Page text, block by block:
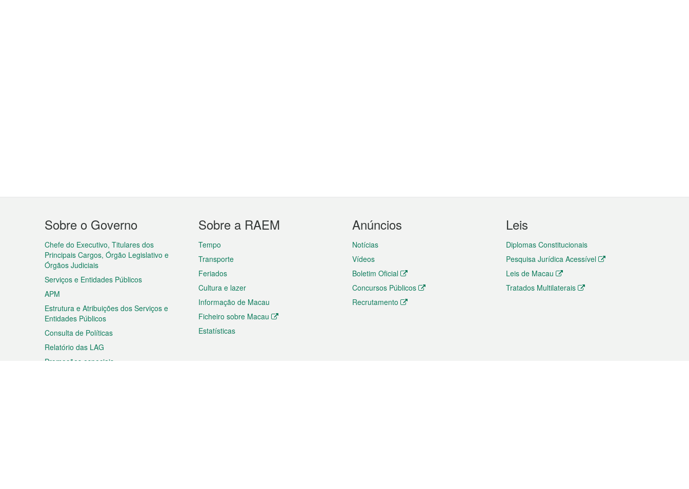
Menu
do
rodapé
Sobre o Governo
Chefe do Executivo, Titulares dos
Principais Cargos, Órgão Legislativo e
Órgãos Judiciais
Serviços e Entidades Públicos
APM
Estrutura e Atribuições dos Serviços e
Entidades Públicos
Consulta de Políticas
Relatório das LAG
Promoções especiais
Sobre a RAEM
Tempo
Transporte
Feriados
Cultura e lazer
Informação de Macau
Ficheiro sobre Macau
Estatísticas
Anúncios
Notícias
Vídeos
Boletim Oficial
Concursos Públicos
Recrutamento
Leis
Diplomas Constitucionais
Pesquisa Jurídica Acessível
Leis de Macau
Tratados Multilaterais